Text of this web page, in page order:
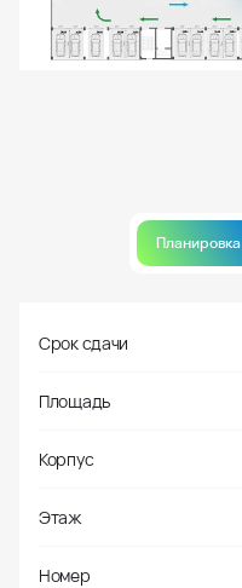
Планировка
Срок сдачи
Площадь
Корпус
Этаж
Номер